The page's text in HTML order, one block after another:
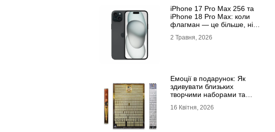
iРhone 17 Рro Мax 256 та
iРhone 18 Рro Мax: коли
флагман — це більше, ніж
2 Травня, 2026
Емоції в подарунок: Як
здивувати близьких
творчими наборами та
16 Квітня, 2026